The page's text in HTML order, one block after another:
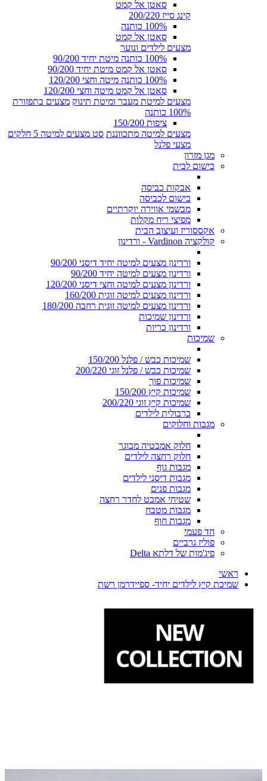
סאטן אל קמט
קינג סייז 200/220
100% כותנה
סאטן אל קמט
מצעים לילדים ונוער
100% כותנה מיטת יחיד 90/200
סאטן אל קמט מיטת יחיד 90/200
100% כותנה מיטה וחצי 120/200
סאטן אל קמט מיטה וחצי 120/200
מצעים למיטת מעבר ומיטת תינוק מצעים בתפזורת
100% כותנה
ציפות 150/200
מצעים למיטה מתכווננת סט מצעים למיטה 5 חלקים
מצעי פלנל
מגן מזרון
בישום לבית
אבקות כביסה
בישום לכביסה
מבשמי אווירה יוקרתיים
מפיצי ריח מקלות
אקססוריז ועיצוב הבית
קולקציה Vardinon - ורדינון
ורדינון מצעים למיטה יחיד דיסני 90/200
ורדינון מצעים למיטה יחיד 90/200
ורדינון מצעים למיטה וחצי דיסני 120/200
ורדינון מצעים למיטה זוגית 160/200
ורדינון מצעים למיטה זוגית רחבה 180/200
ורדינון שמיכות
ורדינון כריות
שמיכות
שמיכות כבש / פלנל 150/200
שמיכות כבש / פלנל זוגי 200/220
שמיכות פוך
שמיכות קיץ 150/200
שמיכות קיץ זוגי 200/220
כרבולית לילדים
מגבות וחלוקים
חלוק אמבטיה מבוגר
חלוק רחצה לילדים
מגבות גוף
מגבות דיסני לילדים
מגבות פנים
שטיחי אמבט לחדר רחצה
מגבות מטבח
מגבות חוף
חד פעמי
פוליז גרביים
פיג'מות של דלתא Delta
ראשי
שמיכת קיץ לילדים יחיד- ספיידרמן רשת